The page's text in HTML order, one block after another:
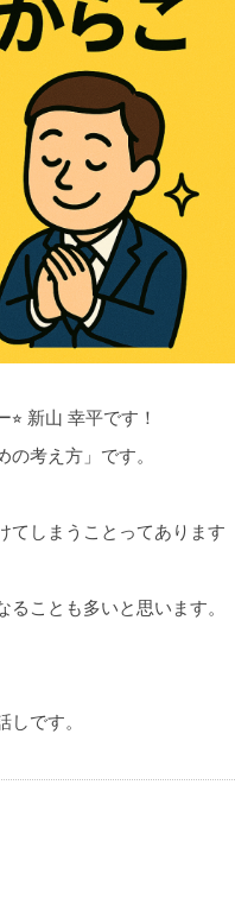
新山 幸平です！
考え方」です。
てしまうことってあります
ることも多いと思います。
です。